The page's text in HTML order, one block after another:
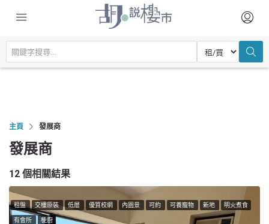
主頁 發展商
發展商
12 個相關結果
租盤 交樓原裝 低層 優質校網 內園景 可約 可養寵物 新地 明火煮食
有會所 梗廚